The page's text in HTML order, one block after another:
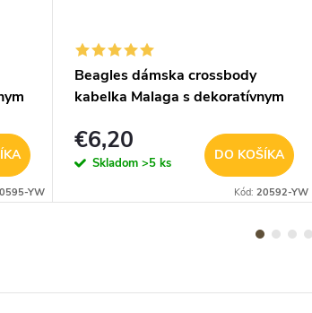
YW
Beagles dámska crossbody
kabelka Malaga s dekoratívnym
€6,20
Skladom >5 ks
DO KOŠÍKA
Kód: 20592-YW